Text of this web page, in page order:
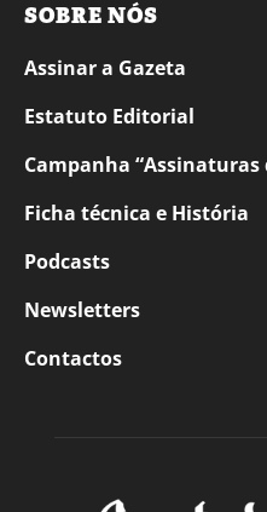
SOBRE NÓS
Assinar a Gazeta
Estatuto Editorial
Campanha “Assinaturas
Ficha técnica e História
Podcasts
Newsletters
Contactos